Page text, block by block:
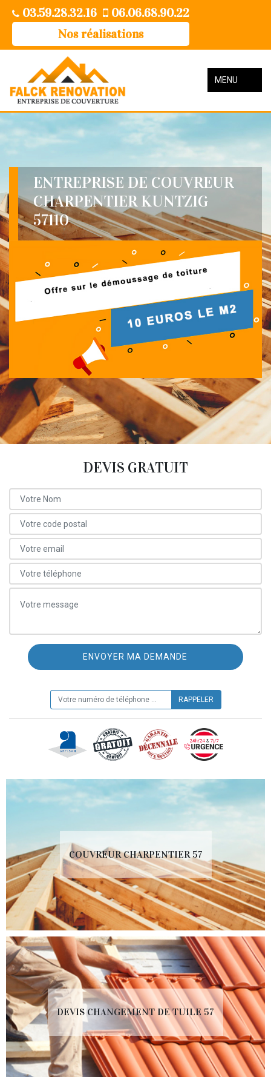
03.59.28.32.16
06.06.68.90.22
Nos réalisations
MENU
ENTREPRISE DE COUVREUR
CHARPENTIER KUNTZIG
57110
DEVIS GRATUIT
COUVREUR CHARPENTIER 57
DEVIS CHANGEMENT DE TUILE 57